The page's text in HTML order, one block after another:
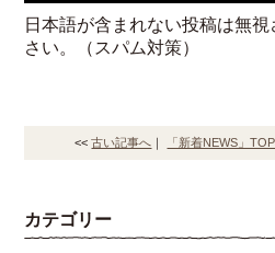
日本語が含まれない投稿は無
さい。（スパム対策）
<<古い記事へ ｜ 「新着NEWS」
カテゴリー